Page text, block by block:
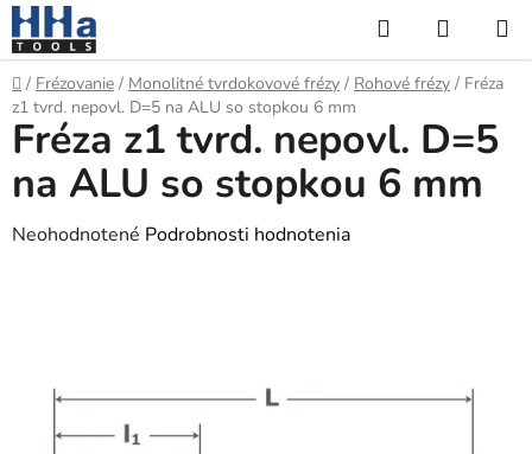
Prejsť
na
obsah
Hľadať
KOŠÍK
Domov
/ Frézovanie / Monolitné tvrdokovové frézy / Rohové frézy / Fréza
z1 tvrd. nepovl. D=5 na ALU so stopkou 6 mm
Fréza z1 tvrd. nepovl. D=5
na ALU so stopkou 6 mm
Priemerné
Neohodnotené Podrobnosti hodnotenia